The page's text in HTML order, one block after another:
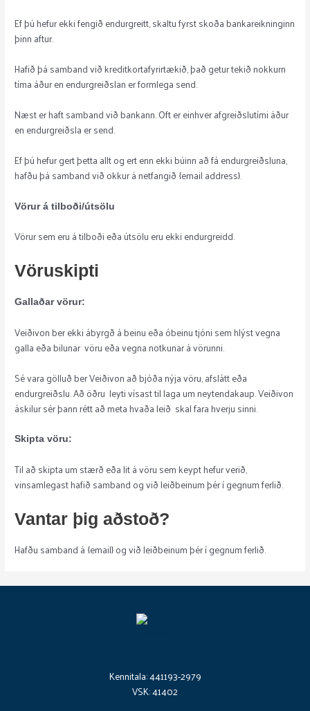
Ef þú hefur ekki fengið endurgreitt, skaltu fyrst skoða bankareikninginn
þinn aftur.
Hafið þá samband við kreditkortafyrirtækið, það getur tekið nokkurn
tíma áður en endurgreiðslan er formlega send.
Næst er haft samband við bankann. Oft er einhver afgreiðslutími áður
en endurgreiðsla er send.
Ef þú hefur gert þetta allt og ert enn ekki búinn að fá endurgreiðsluna,
hafðu þá samband við okkur á netfangið {email address}.
Vörur á tilboði/útsölu
Vörur sem eru á tilboði eða útsölu eru ekki endurgreidd.
Vöruskipti
Gallaðar vörur:
Veiðivon ber ekki ábyrgð á beinu eða óbeinu tjóni sem hlýst vegna
galla eða bilunar vöru eða vegna notkunar á vörunni.
Sé vara gölluð ber Veiðivon að bjóða nýja vöru, afslátt eða
endurgreiðslu. Að öðru leyti vísast til laga um neytendakaup. Veiðivon
áskilur sér þann rétt að meta hvaða leið skal fara hverju sinni.
Skipta vöru:
Til að skipta um stærð eða lit á vöru sem keypt hefur verið,
vinsamlegast hafið samband og við leiðbeinum þér í gegnum ferlið.
Vantar þig aðstoð?
Hafðu samband á {email} og við leiðbeinum þér í gegnum ferlið.
Kennitala: 441193-2979
VSK: 41402